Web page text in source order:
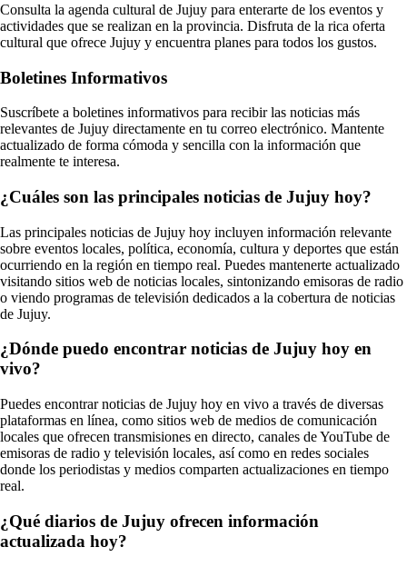
Consulta la agenda cultural de Jujuy para enterarte de los eventos y
actividades que se realizan en la provincia. Disfruta de la rica oferta
cultural que ofrece Jujuy y encuentra planes para todos los gustos.
Boletines Informativos
Suscríbete a boletines informativos para recibir las noticias más
relevantes de Jujuy directamente en tu correo electrónico. Mantente
actualizado de forma cómoda y sencilla con la información que
realmente te interesa.
¿Cuáles son las principales noticias de Jujuy hoy?
Las principales noticias de Jujuy hoy incluyen información relevante
sobre eventos locales, política, economía, cultura y deportes que están
ocurriendo en la región en tiempo real. Puedes mantenerte actualizado
visitando sitios web de noticias locales, sintonizando emisoras de radio
o viendo programas de televisión dedicados a la cobertura de noticias
de Jujuy.
¿Dónde puedo encontrar noticias de Jujuy hoy en
vivo?
Puedes encontrar noticias de Jujuy hoy en vivo a través de diversas
plataformas en línea, como sitios web de medios de comunicación
locales que ofrecen transmisiones en directo, canales de YouTube de
emisoras de radio y televisión locales, así como en redes sociales
donde los periodistas y medios comparten actualizaciones en tiempo
real.
¿Qué diarios de Jujuy ofrecen información
actualizada hoy?